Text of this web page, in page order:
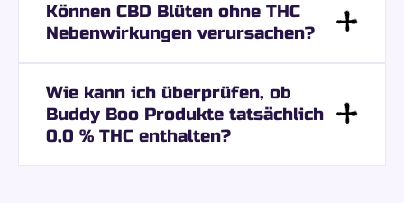
Können CBD Blüten ohne THC
Nebenwirkungen verursachen?
Wie kann ich überprüfen, ob
Buddy Boo Produkte tatsächlich
0,0 % THC enthalten?